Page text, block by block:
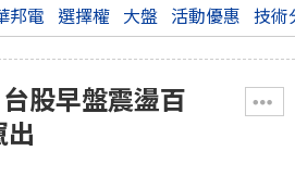
邦電 選擇權 大盤 活動優惠 技術
股早盤震盪百